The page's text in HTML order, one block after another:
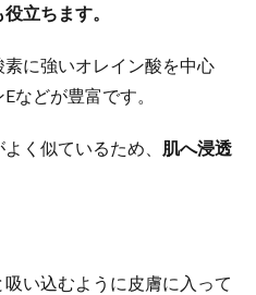
立ちます。
に強いオレイン酸を中心
などが豊富です。
く似ているため、
肌へ浸透
い込むように皮膚に入って